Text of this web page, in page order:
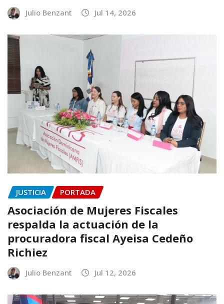
Julio Benzant Jul 14, 2026
JUSTICIA PORTADA
Asociación de Mujeres Fiscales
respalda la actuación de la
procuradora fiscal Ayeisa Cedeño
Richiez
Julio Benzant Jul 12, 2026